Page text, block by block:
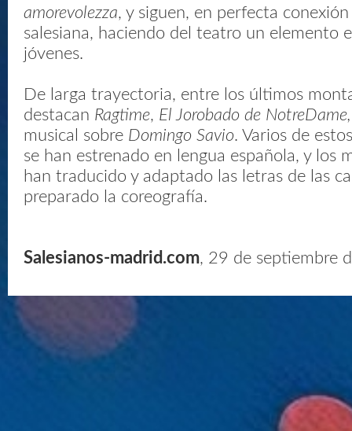
amorevolezza, y siguen, en perfecta
salesiana, haciendo del teatro un elemento
jóvenes.
De larga trayectoria, entre los últimos
destacan Ragtime, El Jorobado de
musical sobre Domingo Savio. Varios de
se han estrenado en lengua española, y los
han traducido y adaptado las letras de las
preparado la coreografía.
Salesianos-madrid.com, 29 de septiembre